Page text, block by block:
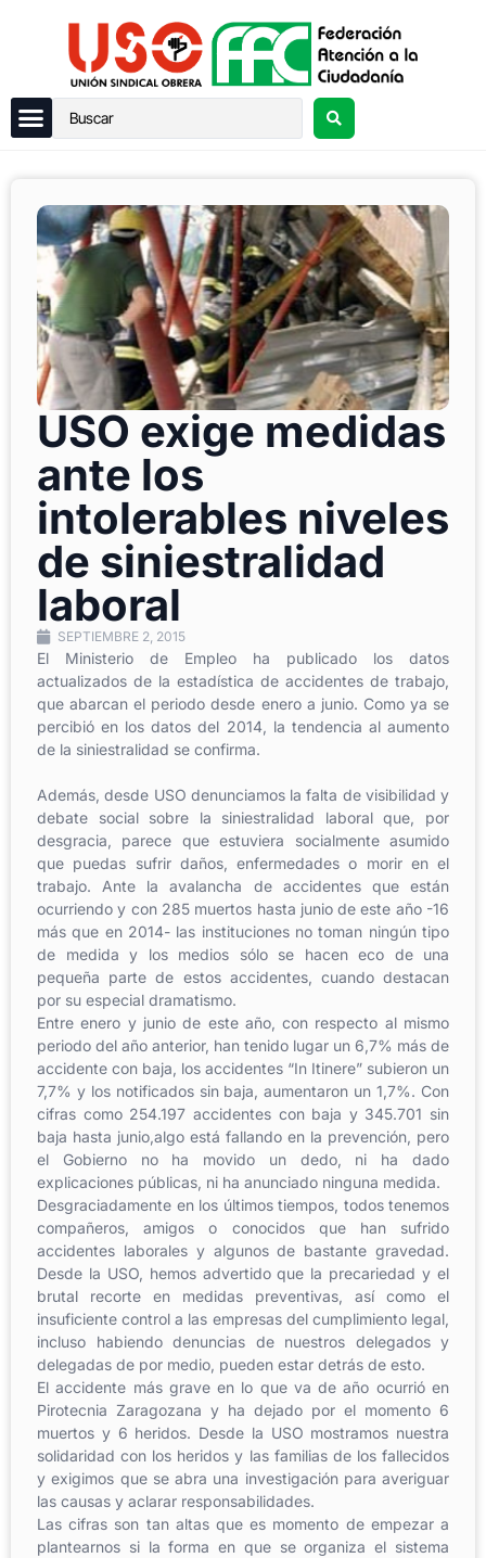
USO exige medidas
ante los
intolerables niveles
de siniestralidad
laboral
SEPTIEMBRE 2, 2015
El Ministerio de Empleo ha publicado los datos
actualizados de la estadística de accidentes de trabajo,
que abarcan el periodo desde enero a junio. Como ya se
percibió en los datos del 2014, la tendencia al aumento
de la siniestralidad se confirma.
Además, desde USO denunciamos la falta de visibilidad y
debate social sobre la siniestralidad laboral que, por
desgracia, parece que estuviera socialmente asumido
que puedas sufrir daños, enfermedades o morir en el
trabajo. Ante la avalancha de accidentes que están
ocurriendo y con 285 muertos hasta junio de este año -16
más que en 2014- las instituciones no toman ningún tipo
de medida y los medios sólo se hacen eco de una
pequeña parte de estos accidentes, cuando destacan
por su especial dramatismo.
Entre enero y junio de este año, con respecto al mismo
periodo del año anterior, han tenido lugar un 6,7% más de
accidente con baja, los accidentes “In Itinere” subieron un
7,7% y los notificados sin baja, aumentaron un 1,7%. Con
cifras como 254.197 accidentes con baja y 345.701 sin
baja hasta junio,algo está fallando en la prevención, pero
el Gobierno no ha movido un dedo, ni ha dado
explicaciones públicas, ni ha anunciado ninguna medida.
Desgraciadamente en los últimos tiempos, todos tenemos
compañeros, amigos o conocidos que han sufrido
accidentes laborales y algunos de bastante gravedad.
Desde la USO, hemos advertido que la precariedad y el
brutal recorte en medidas preventivas, así como el
insuficiente control a las empresas del cumplimiento legal,
incluso habiendo denuncias de nuestros delegados y
delegadas de por medio, pueden estar detrás de esto.
El accidente más grave en lo que va de año ocurrió en
Pirotecnia Zaragozana y ha dejado por el momento 6
muertos y 6 heridos. Desde la USO mostramos nuestra
solidaridad con los heridos y las familias de los fallecidos
y exigimos que se abra una investigación para averiguar
las causas y aclarar responsabilidades.
Las cifras son tan altas que es momento de empezar a
plantearnos si la forma en que se organiza el sistema